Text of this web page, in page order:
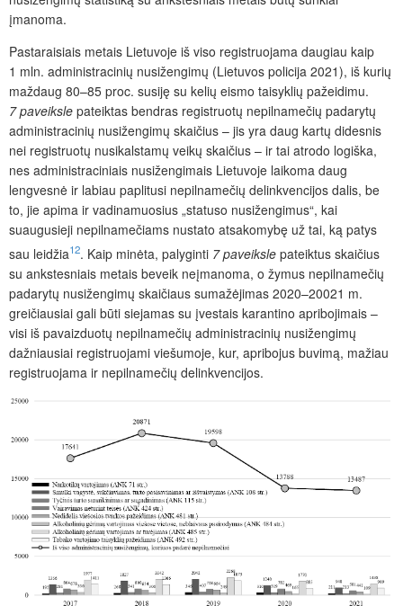
įmanoma.
Pastaraisiais metais Lietuvoje iš viso registruojama daugiau kaip
1 mln. administracinių nusižengimų (Lietuvos policija 2021), iš kurių
maždaug 80–85 proc. susiję su kelių eismo taisyklių pažeidimu.
7 paveiksle pateiktas bendras registruotų nepilnamečių padarytų
administracinių nusižengimų skaičius – jis yra daug kartų didesnis
nei registruotų nusikalstamų veikų skaičius – ir tai atrodo logiška,
nes administraciniais nusižengimais Lietuvoje laikoma daug
lengvesnė ir labiau paplitusi nepilnamečių delinkvencijos dalis, be
to, jie apima ir vadinamuosius „statuso nusižengimus“, kai
suaugusieji nepilnamečiams nustato atsakomybę už tai, ką patys
sau leidžia12. Kaip minėta, palyginti 7 paveiksle pateiktus skaičius
su ankstesniais metais beveik neįmanoma, o žymus nepilnamečių
padarytų nusižengimų skaičiaus sumažėjimas 2020–20021 m.
greičiausiai gali būti siejamas su įvestais karantino apribojimais –
visi iš pavaizduotų nepilnamečių administracinių nusižengimų
dažniausiai registruojami viešumoje, kur, apribojus buvimą, mažiau
registruojama ir nepilnamečių delinkvencijos.